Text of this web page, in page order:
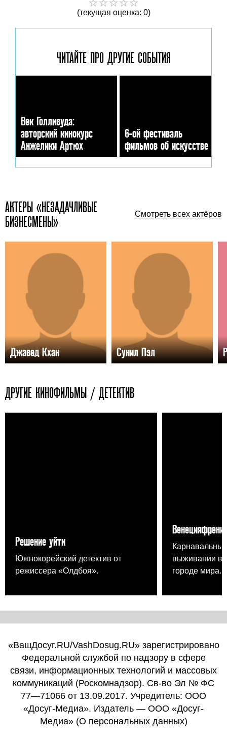
(текущая оценка: 0)
ЧИТАЙТЕ ПРО ДРУГИЕ СОБЫТИЯ
Век Голливуда:
авторский кинокурс
Анжелики Артюх
6-ой фестиваль
фильмов об искусстве
АКТЕРЫ «НЕЗАДАЧЛИВЫЕ
БИЗНЕСМЕНЫ»
Смотреть всех актёров
Джавед Кхан Сунил Пэл
ДРУГИЕ КИНОФИЛЬМЫ / ДЕТЕКТИВ
Решение уйти
Южнокорейский детектив от
режиссера «Олдбоя».
выживании в
городе мира.
«ВашДосуг.RU/VashDosug.RU» зарегистрировано
Федеральной службой по надзору в сфере
связи, информационных технологий и массовых
коммуникаций (Роскомнадзор). Св-во Эл № ФС
77—71066 от 13.09.2017. Учредитель: ООО
«Досуг-Медиа». Издатель — ООО «Досуг-
Медиа» (О персональных данных)